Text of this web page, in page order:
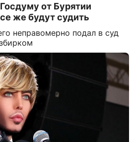
от Бурятии
же будут судить
неправомерно подал в суд